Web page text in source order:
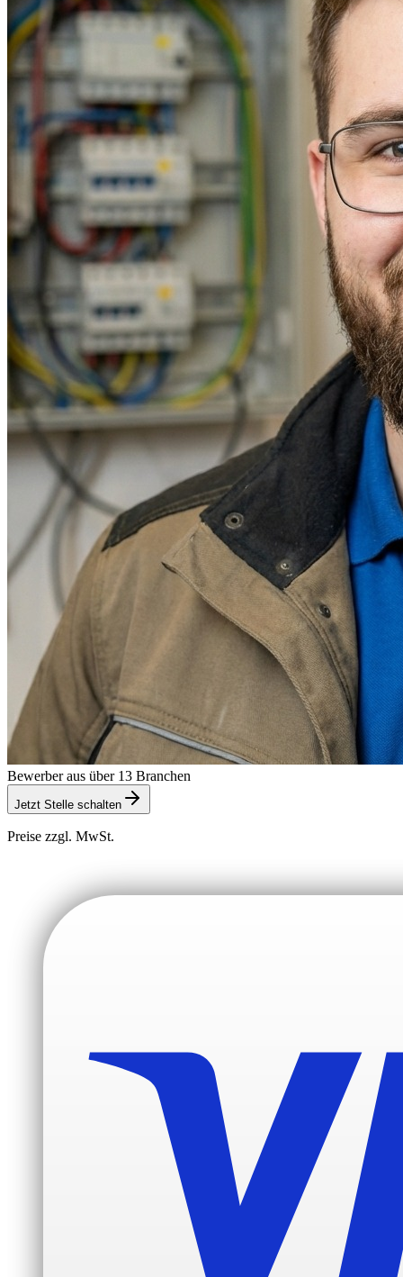
Bewerber aus über 13 Branchen
Jetzt Stelle schalten
Preise zzgl. MwSt.